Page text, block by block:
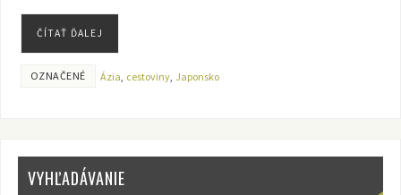
ČÍTAŤ ĎALEJ
OZNAČENÉ Ázia cestoviny, Japonsko
VYHĽADÁVANIE